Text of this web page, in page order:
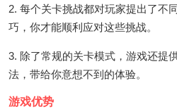
2. 每个关卡挑战都对玩家提出了不
巧，你才能顺利应对这些挑战。
3. 除了常规的关卡模式，游戏还提
法，带给你意想不到的体验。
游戏优势